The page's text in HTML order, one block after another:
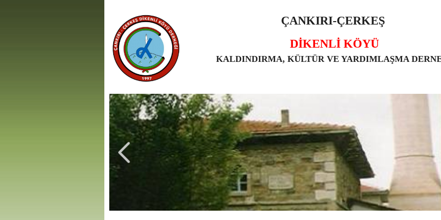
ÇANKIRI-ÇERKEŞ
DİKENLİ KÖYÜ
KALDINDIRMA, KÜLTÜR VE YARDIMLAŞMA